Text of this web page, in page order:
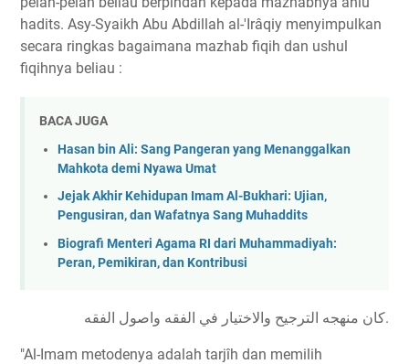
hadits. Asy-Syaikh Abu Abdillah al-'Irâqiy menyimpulkan
secara ringkas bagaimana mazhab fiqih dan ushul
fiqihnya beliau :
BACA JUGA
Hasan bin Ali: Sang Pangeran yang Menanggalkan
Mahkota demi Nyawa Umat
Jejak Akhir Kehidupan Imam Al-Bukhari: Ujian,
Pengusiran, dan Wafatnya Sang Muhaddits
Biografi Menteri Agama RI dari Muhammadiyah:
Peran, Pemikiran, dan Kontribusi
كان منهجه الترجيح والاختيار في الفقه واصول الفقه.
"Al-Imam metodenya adalah tarjîh dan memilih